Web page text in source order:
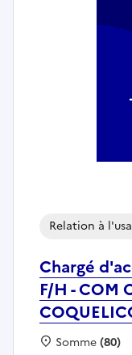
Chargé
F/H - COM
Relation à
Localisation :
Somme(80)